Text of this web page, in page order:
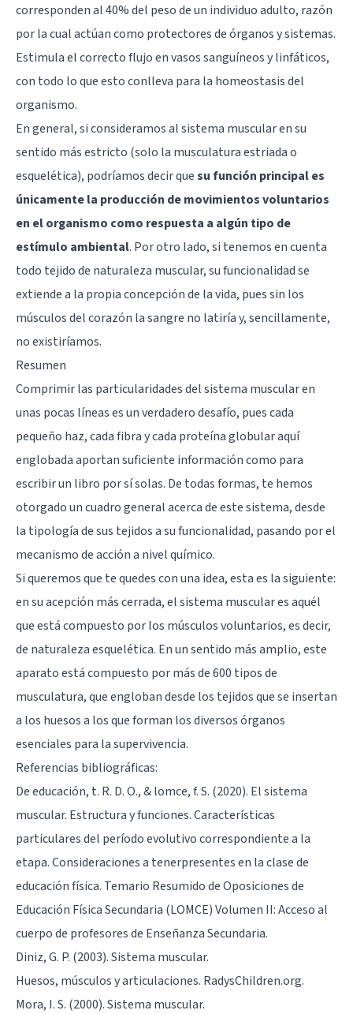
corresponden al 40% del peso de un individuo adulto, razón
por la cual actúan como protectores de órganos y sistemas.
Estimula el correcto flujo en vasos sanguíneos y linfáticos,
con todo lo que esto conlleva para la homeostasis del
organismo.
En general, si consideramos al sistema muscular en su
sentido más estricto (solo la musculatura estriada o
esquelética), podríamos decir quesu función principal es
únicamente la producción de movimientos voluntarios
en el organismo como respuesta a algún tipo de
estímulo ambiental. Por otro lado, si tenemos en cuenta
todo tejido de naturaleza muscular, su funcionalidad se
extiende a la propia concepción de la vida, pues sin los
músculos del corazón la sangre no latiría y, sencillamente,
no existiríamos.
Resumen
Comprimir las particularidades del sistema muscular en
unas pocas líneas es un verdadero desafío, pues cada
pequeño haz, cada fibra y cada proteína globular aquí
englobada aportan suficiente información como para
escribir un libro por sí solas. De todas formas, te hemos
otorgado un cuadro general acerca de este sistema, desde
la tipología de sus tejidos a su funcionalidad, pasando por el
mecanismo de acción a nivel químico.
Si queremos que te quedes con una idea, esta es la siguiente:
en su acepción más cerrada, el sistema muscular es aquél
que está compuesto por los músculos voluntarios, es decir,
de naturaleza esquelética. En un sentido más amplio, este
aparato está compuesto por más de 600 tipos de
musculatura, que engloban desde los tejidos que se insertan
a los huesos a los que forman los diversos órganos
esenciales para la supervivencia.
Referencias bibliográficas:
De educación, t. R. D. O., & lomce, f. S. (2020). El sistema
muscular. Estructura y funciones. Características
particulares del período evolutivo correspondiente a la
etapa. Consideraciones a tenerpresentes en la clase de
educación física. Temario Resumido de Oposiciones de
Educación Física Secundaria (LOMCE) Volumen II: Acceso al
cuerpo de profesores de Enseñanza Secundaria.
Diniz, G. P. (2003). Sistema muscular.
Huesos, músculos y articulaciones. RadysChildren.org.
Mora, I. S. (2000). Sistema muscular.